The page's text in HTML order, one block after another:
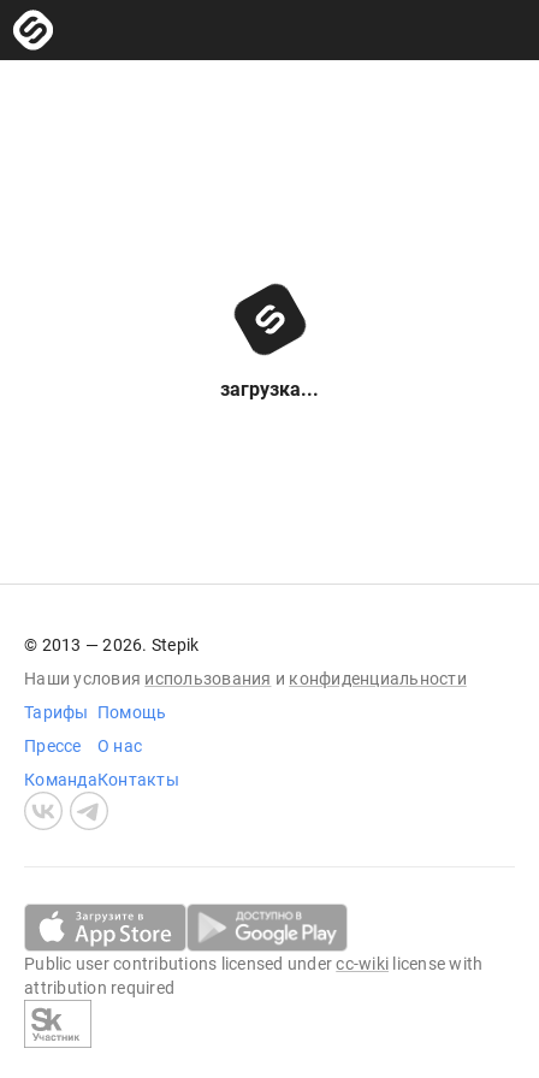
загрузка...
© 2013 — 2026. Stepik
Наши условия использования и конфиденциальности
Тарифы
Прессе
Команда
Помощь
О нас
Контакты
Public user contributions licensed undercc-wiki license with
attribution required